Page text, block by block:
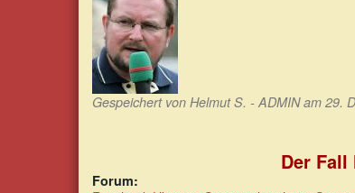
Gespeichert von Helmut S. - ADMINam 29.
Der
Forum: